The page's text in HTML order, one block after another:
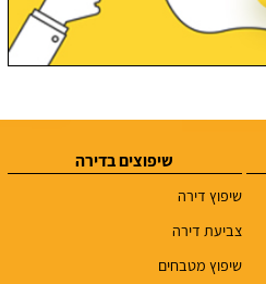
שיפוצים בדירה
שיפוץ דירה
צביעת דירה
שיפוץ מטבחים